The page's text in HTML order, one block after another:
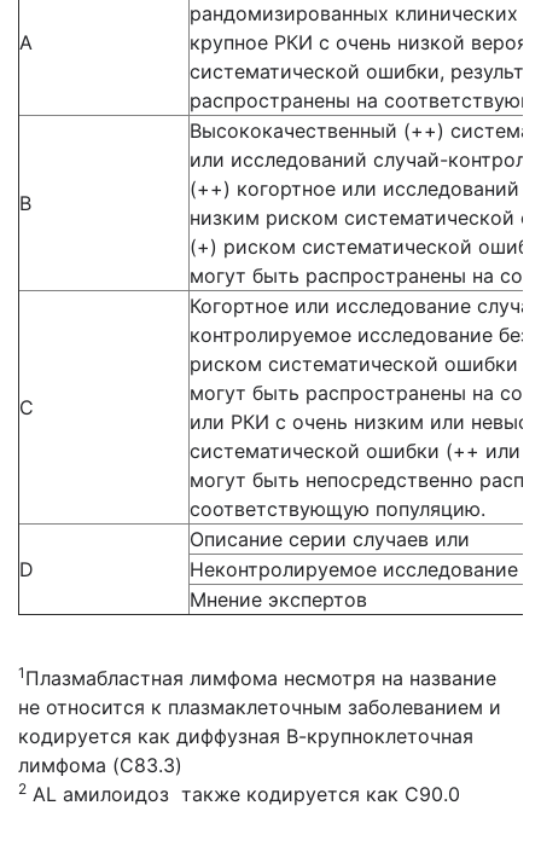
А
рандомизированных клинических
крупное РКИ с очень низкой
систематической ошибки,
распространены на
В
Высококачественный (++)
или исследований случай-
(++) когортное или исследований
низким риском систематической
(+) риском систематической
могут быть распространены на
С
Когортное или исследование
контролируемое исследование
риском систематической ошибки
могут быть распространены на
или РКИ с очень низким или
систематической ошибки (++ или
могут быть непосредственно
соответствующую популяцию.
D
Описание серии случаев или
Неконтролируемое исследование
Мнение экспертов
1 Плазмабластная лимфома несмотря на название
не относится к плазмаклеточным заболеванием и
кодируется как диффузная В-крупноклеточная
лимфома (C83.3)
2 AL амилоидоз также кодируется как C90.0